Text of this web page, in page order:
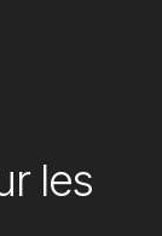
les